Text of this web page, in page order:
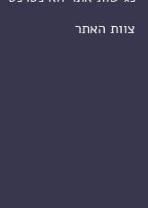
צוות האתר